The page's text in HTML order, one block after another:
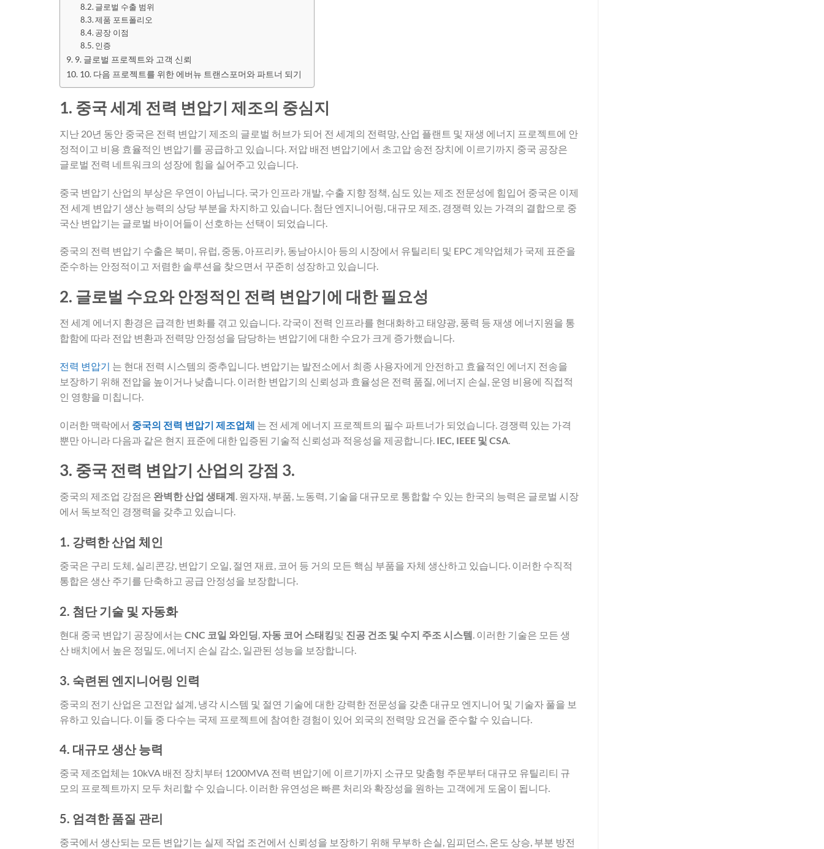
글로벌 수출 범위
제품 포트폴리오
공장 이점
인증
9. 글로벌 프로젝트와 고객 신뢰
10. 다음 프로젝트를 위한 에버뉴 트랜스포머와 파트너 되기
1. 중국 세계 전력 변압기 제조의 중심지
지난 20년 동안 중국은 전력 변압기 제조의 글로벌 허브가 되어 전 세계의 전력망, 산업 플랜트 및 재생 에너지 프로젝트에 안
정적이고 비용 효율적인 변압기를 공급하고 있습니다. 저압 배전 변압기에서 초고압 송전 장치에 이르기까지 중국 공장은
글로벌 전력 네트워크의 성장에 힘을 실어주고 있습니다.
중국 변압기 산업의 부상은 우연이 아닙니다. 국가 인프라 개발, 수출 지향 정책, 심도 있는 제조 전문성에 힘입어 중국은 이제
전 세계 변압기 생산 능력의 상당 부분을 차지하고 있습니다. 첨단 엔지니어링, 대규모 제조, 경쟁력 있는 가격의 결합으로 중
국산 변압기는 글로벌 바이어들이 선호하는 선택이 되었습니다.
중국의 전력 변압기 수출은 북미, 유럽, 중동, 아프리카, 동남아시아 등의 시장에서 유틸리티 및 EPC 계약업체가 국제 표준을
준수하는 안정적이고 저렴한 솔루션을 찾으면서 꾸준히 성장하고 있습니다.
2. 글로벌 수요와 안정적인 전력 변압기에 대한 필요성
전 세계 에너지 환경은 급격한 변화를 겪고 있습니다. 각국이 전력 인프라를 현대화하고 태양광, 풍력 등 재생 에너지원을 통
합함에 따라 전압 변환과 전력망 안정성을 담당하는 변압기에 대한 수요가 크게 증가했습니다.
전력 변압기 는 현대 전력 시스템의 중추입니다. 변압기는 발전소에서 최종 사용자에게 안전하고 효율적인 에너지 전송을
보장하기 위해 전압을 높이거나 낮춥니다. 이러한 변압기의 신뢰성과 효율성은 전력 품질, 에너지 손실, 운영 비용에 직접적
인 영향을 미칩니다.
이러한 맥락에서 중국의 전력 변압기 제조업체 는 전 세계 에너지 프로젝트의 필수 파트너가 되었습니다. 경쟁력 있는 가격
뿐만 아니라 다음과 같은 현지 표준에 대한 입증된 기술적 신뢰성과 적응성을 제공합니다. IEC, IEEE 및 CSA
3. 중국 전력 변압기 산업의 강점 3.
중국의 제조업 강점은 완벽한 산업 생태계. 원자재, 부품, 노동력, 기술을 대규모로 통합할 수 있는 한국의 능력은 글로벌 시장
에서 독보적인 경쟁력을 갖추고 있습니다.
1. 강력한 산업 체인
중국은 구리 도체, 실리콘강, 변압기 오일, 절연 재료, 코어 등 거의 모든 핵심 부품을 자체 생산하고 있습니다. 이러한 수직적
통합은 생산 주기를 단축하고 공급 안정성을 보장합니다.
2. 첨단 기술 및 자동화
현대 중국 변압기 공장에서는 CNC 코일 와인딩 자동 코어 스태킹및 진공 건조 및 수지 주조 시스템 . 이러한 기술은 모든 생
산 배치에서 높은 정밀도, 에너지 손실 감소, 일관된 성능을 보장합니다.
3. 숙련된 엔지니어링 인력
중국의 전기 산업은 고전압 설계, 냉각 시스템 및 절연 기술에 대한 강력한 전문성을 갖춘 대규모 엔지니어 및 기술자 풀을 보
유하고 있습니다. 이들 중 다수는 국제 프로젝트에 참여한 경험이 있어 외국의 전력망 요건을 준수할 수 있습니다.
4. 대규모 생산 능력
중국 제조업체는 10kVA 배전 장치부터 1200MVA 전력 변압기에 이르기까지 소규모 맞춤형 주문부터 대규모 유틸리티 규
모의 프로젝트까지 모두 처리할 수 있습니다. 이러한 유연성은 빠른 처리와 확장성을 원하는 고객에게 도움이 됩니다.
5. 엄격한 품질 관리
중국에서 생산되는 모든 변압기는 실제 작업 조건에서 신뢰성을 보장하기 위해 무부하 손실, 임피던스, 온도 상승, 부분 방전